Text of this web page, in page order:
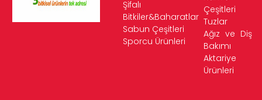
Şifalı
Bitkiler&Baharatlar
Sabun Çeşitleri
Sporcu Ürünleri
Çeşitleri
Tuzlar
Ağız ve Diş
Bakımı
Aktariye
Ürünleri